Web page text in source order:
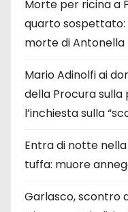
Morte per ricina a
quarto sospettato:
morte di Antonella
Mario Adinolfi ai
della Procura
l’inchiesta sulla
Entra di notte
tuffa: muore
Garlasco, scontro